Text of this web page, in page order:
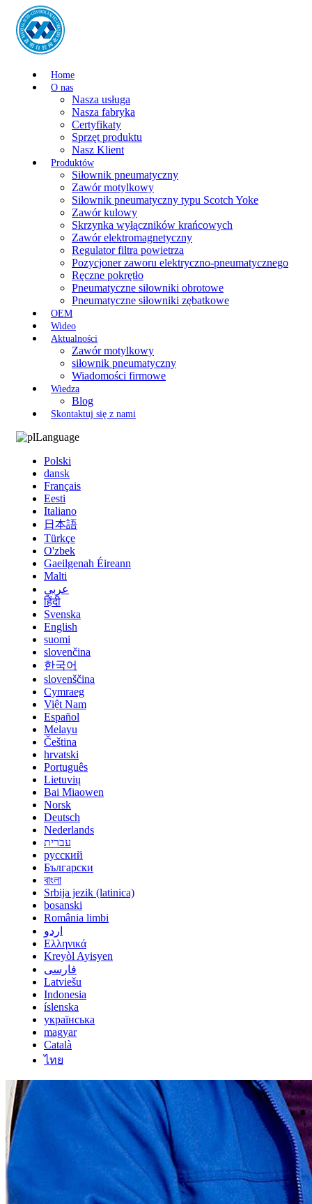
Home
O nas
Nasza usługa
Nasza fabryka
Certyfikaty
Sprzęt produktu
Nasz Klient
Produktów
Siłownik pneumatyczny
Zawór motylkowy
Siłownik pneumatyczny typu Scotch Yoke
Zawór kulowy
Skrzynka wyłączników krańcowych
Zawór elektromagnetyczny
Regulator filtra powietrza
Pozycjoner zaworu elektryczno-pneumatycznego
Ręczne pokrętło
Pneumatyczne siłowniki obrotowe
Pneumatyczne siłowniki zębatkowe
OEM
Wideo
Aktualności
Zawór motylkowy
siłownik pneumatyczny
Wiadomości firmowe
Wiedza
Blog
Skontaktuj się z nami
Language
Polski
dansk
Français
Eesti
Italiano
日本語
Türkçe
O'zbek
Gaeilgenah Éireann
Malti
عربي
हिंदी
Svenska
English
suomi
slovenčina
한국어
slovenščina
Cymraeg
Việt Nam
Español
Melayu
Čeština
hrvatski
Português
Lietuvių
Bai Miaowen
Norsk
Deutsch
Nederlands
עברית
русский
Български
বাংলা
Srbija jezik (latinica)
bosanski
România limbi
اردو
Ελληνικά
Kreyòl Ayisyen
فارسی
Latviešu
Indonesia
íslenska
українська
magyar
Català
ไทย